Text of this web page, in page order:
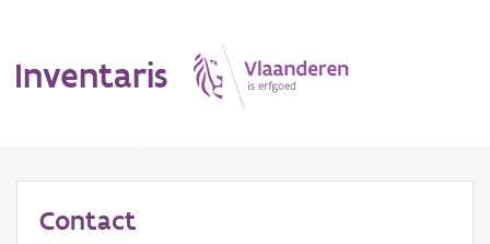
Inventaris
Contact